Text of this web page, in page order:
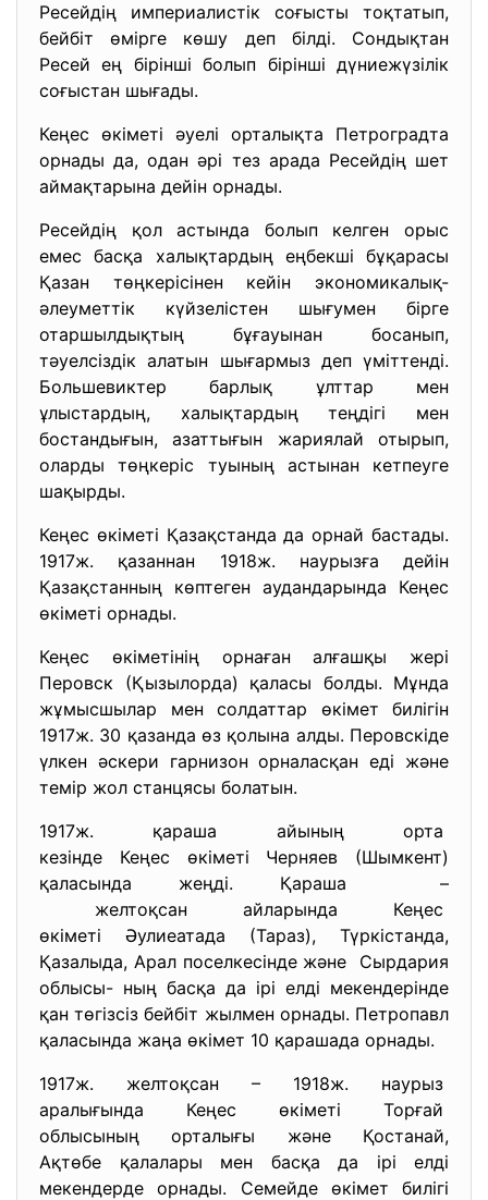
Ресейдің империалистік соғысты тоқтатып,
бейбіт өмірге көшу деп білді. Сондықтан
Ресей ең бірінші болып бірінші дүниежүзілік
соғыстан шығады.
Кеңес өкіметі әуелі орталықта Петроградта
орнады да, одан әрі тез арада Ресейдің шет
аймақтарына дейін орнады.
Ресейдің қол астында болып келген орыс
емес басқа халықтардың еңбекші бұқарасы
Қазан төңкерісінен кейін экономикалық-
әлеуметтік күйзелістен шығумен бірге
отаршылдықтың бұғауынан босанып,
тәуелсіздік алатын шығармыз деп үміттенді.
Большевиктер барлық ұлттар мен
ұлыстардың, халықтардың теңдігі мен
бостандығын, азаттығын жариялай отырып,
оларды төңкеріс туының астынан кетпеуге
шақырды.
Кеңес өкіметі Қазақстанда да орнай бастады.
1917ж. қазаннан 1918ж. наурызға дейін
Қазақстанның көптеген аудандарында Кеңес
өкіметі орнады.
Кеңес өкіметінің орнаған алғашқы жері
Перовск (Қызылорда) қаласы болды. Мұнда
жұмысшылар мен солдаттар өкімет билігін
1917ж. 30 қазанда өз қолына алды. Перовскіде
үлкен әскери гарнизон орналасқан еді және
темір жол станцясы болатын.
1917ж. қараша айының орта
кезінде Кеңес өкіметі Черняев (Шымкент)
қаласында жеңді. Қараша –
желтоқсан айларында Кеңес
өкіметі Әулиеатада (Тараз), Түркістанда,
Қазалыда, Арал поселкесінде және Сырдария
облысы- ның басқа да ірі елді мекендерінде
қан төгізсіз бейбіт жылмен орнады. Петропавл
қаласында жаңа өкімет 10 қарашада орнады.
1917ж. желтоқсан – 1918ж. наурыз
аралығында Кеңес өкіметі Торғай
облысының орталығы және Қостанай,
Ақтөбе қалалары мен басқа да ірі елді
мекендерде орнады. Семейде өкімет билігі